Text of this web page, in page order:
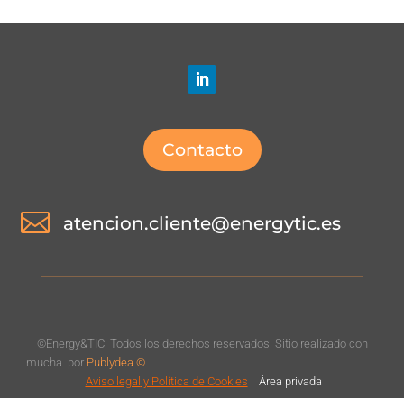
Contacto
 atencion.cliente@energytic.es
©Energy&TIC. Todos los derechos reservados. Sitio realizado con
mucha por Publydea ©
Aviso legal y Política de Cookies | Área privada